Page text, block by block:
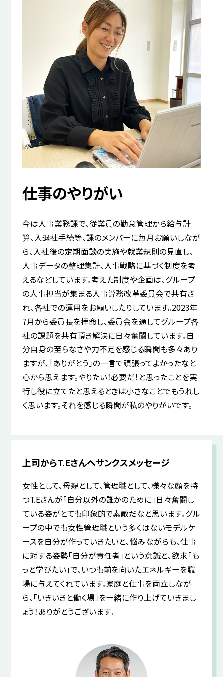
仕事のやりがい
今は人事業務課で、従業員の勤怠管理から給与計
算、入退社手続等、課のメンバーに毎月お願いしなが
ら、入社後の定期面談の実施や就業規則の見直し、
人事データの整理集計、人事戦略に基づく制度を考
えるなどしています。考えた制度や企画は、グループ
の人事担当が集まる人事労務改革委員会で共有さ
れ、各社での運用をお願いしたりしています。2023年
7月から委員長を拝命し、委員会を通してグループ各
社の課題を共有頂き解決に日々奮闘しています。自
分自身の至らなさや力不足を感じる瞬間も多々あり
ますが、「ありがとう」の一言で頑張ってよかったなと
心から思えます。やりたい！必要だ！と思ったことを実
行し役に立てたと思えるときは小さなことでもうれし
く思います。それを感じる瞬間が私のやりがいです。
上司からT.Eさんへサンクスメッセージ
女性として、母親として、管理職として、様々な顔を持
つT.Eさんが「自分以外の誰かのために」日々奮闘し
ている姿がとても印象的で素敵だなと思います。グル
ープの中でも女性管理職という多くはないモデルケ
ースを自分が作っていきたいと、悩みながらも、仕事
に対する姿勢「自分が責任者」という意識と、欲求「も
っと学びたい」で、いつも前を向いたエネルギーを職
場に与えてくれています。家庭と仕事を両立しなが
ら、「いきいきと働く場」を一緒に作り上げていきまし
ょう！ありがとうございます。